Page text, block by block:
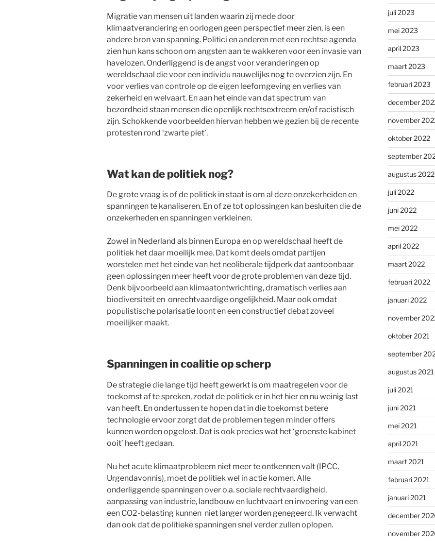
Migratie van mensen uit landen waarin zij mede door
klimaatverandering en oorlogen geen perspectief meer zien, is een
andere bron van spanning. Politici en anderen met een rechtse agenda
zien hun kans schoon om angsten aan te wakkeren voor een invasie van
havelozen. Onderliggend is de angst voor veranderingen op
wereldschaal die voor een individu nauwelijks nog te overzien zijn. En
voor verlies van controle op de eigen leefomgeving en verlies van
zekerheid en welvaart. En aan het einde van dat spectrum van
bezordheid staan mensen die openlijk rechtsextreem en/of racistisch
zijn. Schokkende voorbeelden hiervan hebben we gezien bij de recente
protesten rond ‘zwarte piet’.
Wat kan de politiek nog?
De grote vraag is of de politiek in staat is om al deze onzekerheiden en
spanningen te kanaliseren. En of ze tot oplossingen kan besluiten die de
onzekerheden en spanningen verkleinen.
Zowel in Nederland als binnen Europa en op wereldschaal heeft de
politiek het daar moeilijk mee. Dat komt deels omdat partijen
worstelen met het einde van het neoliberale tijdperk dat aantoonbaar
geen oplossingen meer heeft voor de grote problemen van deze tijd.
Denk bijvoorbeeld aan klimaatontwrichting, dramatisch verlies aan
biodiversiteit en onrechtvaardige ongelijkheid. Maar ook omdat
populistische polarisatie loont en een constructief debat zoveel
moeilijker maakt.
Spanningen in coalitie op scherp
De strategie die lange tijd heeft gewerkt is om maatregelen voor de
toekomst af te spreken, zodat de politiek er in het hier en nu weinig last
van heeft. En ondertussen te hopen dat in die toekomst betere
technologie ervoor zorgt dat de problemen tegen minder offers
kunnen worden opgelost. Dat is ook precies wat het ‘groenste kabinet
ooit’ heeft gedaan.
Nu het acute klimaatprobleem niet meer te ontkennen valt (IPCC,
Urgendavonnis), moet de politiek wel in actie komen. Alle
onderliggende spanningen over o.a. sociale rechtvaardigheid,
aanpassing van industrie, landbouw en luchtvaart en invoering van een
een CO2-belasting kunnen niet langer worden genegeerd. Ik verwacht
dan ook dat de politieke spanningen snel verder zullen oplopen.
juli 2023
mei 2023
april 2023
maart 2023
februari 2023
december
november
oktober 2022
september
augustus 2022
juli 2022
juni 2022
mei 2022
april 2022
maart 2022
februari 2022
januari 2022
november
oktober 2021
september
augustus 2021
juli 2021
juni 2021
mei 2021
april 2021
maart 2021
februari 2021
januari 2021
december
november